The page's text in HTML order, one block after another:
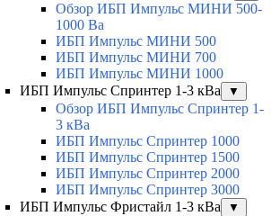
Обзор ИБП Импульс МИНИ 500-
1000 Ва
ИБП Импульс МИНИ 500
ИБП Импульс МИНИ 700
ИБП Импульс МИНИ 1000
ИБП Импульс Спринтер 1-3 кВа
▼
Обзор ИБП Импульс Спринтер 1-
3 кВа
ИБП Импульс Спринтер 1000
ИБП Импульс Спринтер 1500
ИБП Импульс Спринтер 2000
ИБП Импульс Спринтер 3000
ИБП Импульс Фристайл 1-3 кВа
▼